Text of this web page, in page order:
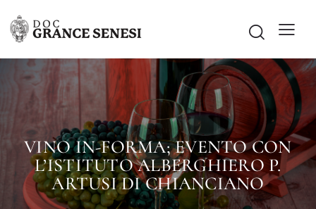
VINO IN-FORMA; EVENTO CON
L’ISTITUTO ALBERGHIERO P.
ARTUSI DI CHIANCIANO